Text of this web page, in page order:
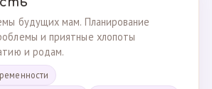
будущих мам. Планирование
и приятные хлопоты
и родам.